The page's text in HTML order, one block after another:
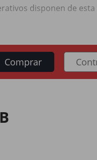
disponen de esta
Comprar